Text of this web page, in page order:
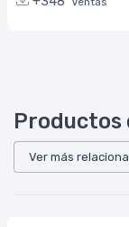
Productos
Ver más